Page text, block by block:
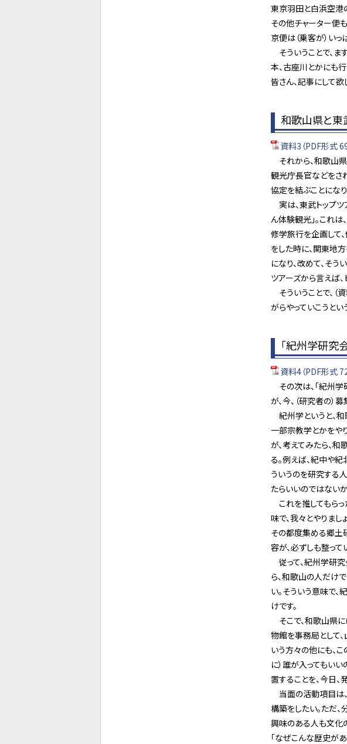
東京羽田と白浜空港
その他チャーター便
京便は（乗客が）いっ
そういうことで、ま
本、古座川とかにも
皆さん、記事にして欲
和歌山県と東
資料3（PDF形式
それから、和歌山
観光庁長官などをさ
協定を結ぶことになり
実は、東武トップツ
ん体験観光」。これ
修学旅行を企画して
をした時に、関東地
になり、改めて、そ
ツアーズから言えば、
そういうことで、（
がらやっていこうとい
「紀州学研究
資料4（PDF形式
その次は、「紀州学
が、今、（研究者の）
紀州学というと、
一部宗教学とかをや
が、考えてみたら、
る。例えば、紀中や
ういうのを研究する
たらいいのではない
これを推してもら
味で、我々とやりま
その都度集める郷土
容が、必ずしも整って
従って、紀州学研
ら、和歌山の人だけ
い。そういう意味で
けです。
そこで、和歌山県
物館を事務局として
いう方々の他にも、
に）誰が入ってもい
置することを、今日、
当面の活動項目は
構築をしたい。ただ
興味のある人も文化
「なぜこんな歴史が